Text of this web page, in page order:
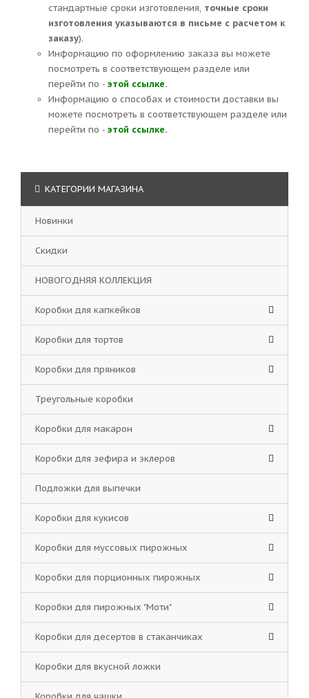
стандартные сроки изготовления, точные сроки
изготовления указываются в письме с расчетом к
заказу).
Информацию по оформлению заказа вы можете
посмотреть в соответствующем разделе или
перейти по - этой ссылке.
Информацию о способах и стоимости доставки вы
можете посмотреть в соответствующем разделе или
перейти по - этой ссылке.
КАТЕГОРИИ МАГАЗИНА
Новинки
Скидки
НОВОГОДНЯЯ КОЛЛЕКЦИЯ
Коробки для капкейков
Коробки для тортов
Коробки для пряников
Треугольные коробки
Коробки для макарон
Коробки для зефира и эклеров
Подложки для выпечки
Коробки для кукисов
Коробки для муссовых пирожных
Коробки для порционных пирожных
Коробки для пирожных "Моти"
Коробки для десертов в стаканчиках
Коробки для вкусной ложки